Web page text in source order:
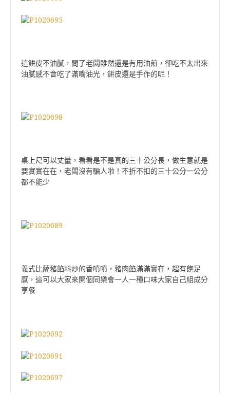
這餅皮不油膩，問了老闆雖然還是有用油煎，卻吃不太出來
油膩感不會吃了滿嘴油光，餅皮還是手作的呢！
桌上尺可以丈量，看看是不是真的三十公分長，做生意就是
要實實在在，老闆沒有騙人啦！不折不扣的三十公分一公分
都不能少
義式比薩豬餡料炒的香噴噴，豬肉餡滿滿實在，超有飽足
感，這可以大家來開個同樂會一人一種口味大家自己組成分
享餐